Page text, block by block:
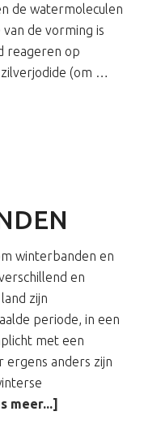
de watermoleculen
de vorming is
reageren op
(om …
winterbanden en
en
zijn
periode, in een
met een
ergens anders zijn
meer...]